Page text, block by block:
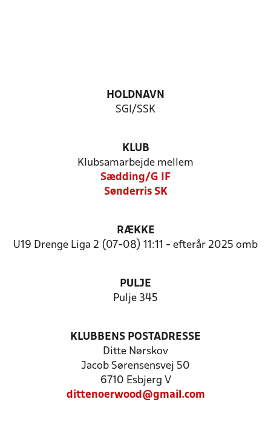
HOLDNAVN
SGI/SSK
KLUB
Klubsamarbejde mellem
Sædding/G IF
Sønderris SK
RÆKKE
U19 Drenge Liga 2 (07-08) 11:11 - efterår 2025 omb
PULJE
Pulje 345
KLUBBENS POSTADRESSE
Ditte Nørskov
Jacob Sørensensvej 50
6710 Esbjerg V
dittenoerwood@gmail.com